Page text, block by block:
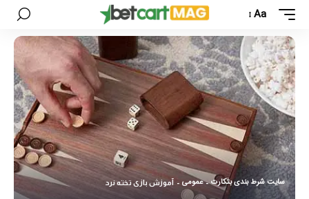
Aa
سایت شرط بندی بتکارت - عمومی - آموزش بازی تخته نرد